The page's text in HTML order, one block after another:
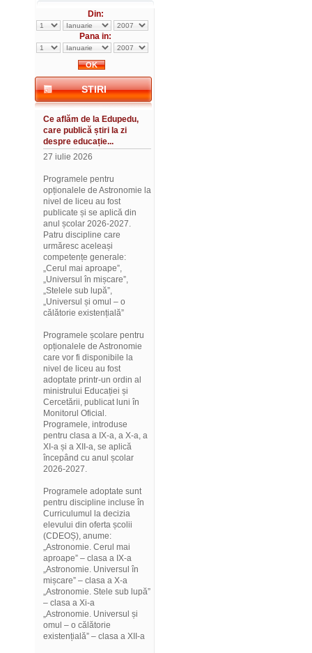
Din:
Pana in:
STIRI
Ce aflăm de la Edupedu,
care publică știri la zi
despre educație...
27 iulie 2026
Programele pentru
opționalele de Astronomie la
nivel de liceu au fost
publicate și se aplică din
anul școlar 2026-2027.
Patru discipline care
urmăresc aceleași
competențe generale:
„Cerul mai aproape”,
„Universul în mișcare”,
„Stelele sub lupă”,
„Universul și omul – o
călătorie existențială”
Programele școlare pentru
opționalele de Astronomie
care vor fi disponibile la
nivel de liceu au fost
adoptate printr-un ordin al
ministrului Educației și
Cercetării, publicat luni în
Monitorul Oficial.
Programele, introduse
pentru clasa a IX-a, a X-a, a
XI-a și a XII-a, se aplică
începând cu anul școlar
2026-2027.
Programele adoptate sunt
pentru discipline incluse în
Curriculumul la decizia
elevului din oferta școlii
(CDEOȘ), anume:
„Astronomie. Cerul mai
aproape” – clasa a IX-a
„Astronomie. Universul în
mișcare” – clasa a X-a
„Astronomie. Stele sub lupă”
– clasa a Xi-a
„Astronomie. Universul și
omul – o călătorie
existențială” – clasa a XII-a